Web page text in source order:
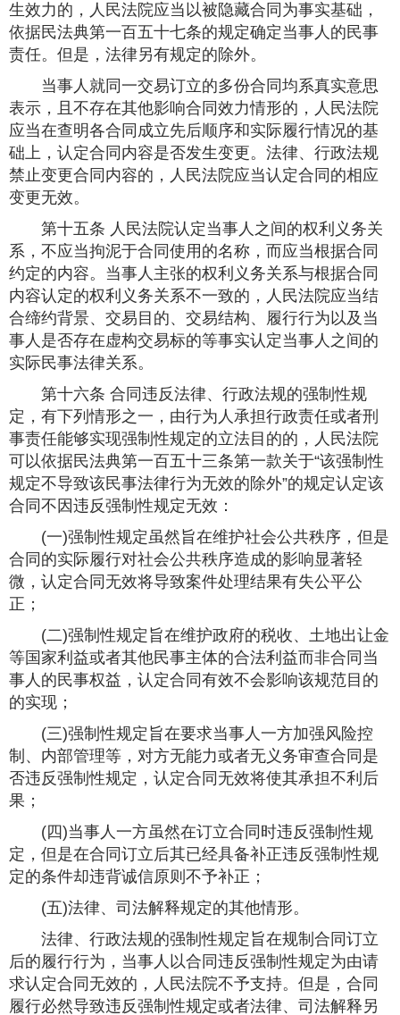
生效力的，人民法院应当以被隐藏合同为事实基础，
依据民法典第一百五十七条的规定确定当事人的民事
责任。但是，法律另有规定的除外。
当事人就同一交易订立的多份合同均系真实意思
表示，且不存在其他影响合同效力情形的，人民法院
应当在查明各合同成立先后顺序和实际履行情况的基
础上，认定合同内容是否发生变更。法律、行政法规
禁止变更合同内容的，人民法院应当认定合同的相应
变更无效。
第十五条 人民法院认定当事人之间的权利义务关
系，不应当拘泥于合同使用的名称，而应当根据合同
约定的内容。当事人主张的权利义务关系与根据合同
内容认定的权利义务关系不一致的，人民法院应当结
合缔约背景、交易目的、交易结构、履行行为以及当
事人是否存在虚构交易标的等事实认定当事人之间的
实际民事法律关系。
第十六条 合同违反法律、行政法规的强制性规
定，有下列情形之一，由行为人承担行政责任或者刑
事责任能够实现强制性规定的立法目的的，人民法院
可以依据民法典第一百五十三条第一款关于“该强制性
规定不导致该民事法律行为无效的除外”的规定认定该
合同不因违反强制性规定无效：
(一)强制性规定虽然旨在维护社会公共秩序，但是
合同的实际履行对社会公共秩序造成的影响显著轻
微，认定合同无效将导致案件处理结果有失公平公
正；
(二)强制性规定旨在维护政府的税收、土地出让金
等国家利益或者其他民事主体的合法利益而非合同当
事人的民事权益，认定合同有效不会影响该规范目的
的实现；
(三)强制性规定旨在要求当事人一方加强风险控
制、内部管理等，对方无能力或者无义务审查合同是
否违反强制性规定，认定合同无效将使其承担不利后
果；
(四)当事人一方虽然在订立合同时违反强制性规
定，但是在合同订立后其已经具备补正违反强制性规
定的条件却违背诚信原则不予补正；
(五)法律、司法解释规定的其他情形。
法律、行政法规的强制性规定旨在规制合同订立
后的履行行为，当事人以合同违反强制性规定为由请
求认定合同无效的，人民法院不予支持。但是，合同
履行必然导致违反强制性规定或者法律、司法解释另